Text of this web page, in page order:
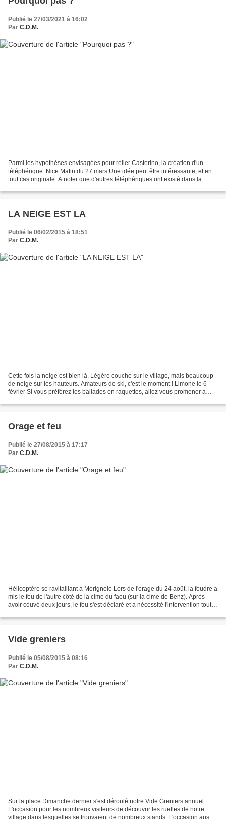
Publié le 27/03/2021 à 16:02
Par C.D.M.
Parmi les hypothèses envisagées pour relier Casterino, la création d'un
téléphérique. Nice Matin du 27 mars Une idée peut être intéressante, et en
tout cas originale. A noter que d'autres téléphériques ont existé dans la
LA NEIGE EST LA
Publié le 06/02/2015 à 18:51
Par C.D.M.
Cette fois la neige est bien là. Légère couche sur le village, mais beaucoup
de neige sur les hauteurs. Amateurs de ski, c'est le moment ! Limone le 6
février Si vous préférez les ballades en raquettes, allez vous promener à
Orage et feu
Publié le 27/08/2015 à 17:17
Par C.D.M.
Hélicoptère se ravitaillant à Morignole Lors de l'orage du 24 août, la foudre a
mis le feu de l'autre côté de la cime du faou (sur la cime de Benz). Après
avoir couvé deux jours, le feu s'est déclaré et a nécessité l'intervention toute
Vide greniers
Publié le 05/08/2015 à 08:16
Par C.D.M.
Sur la place Dimanche dernier s'est déroulé notre Vide Greniers annuel.
L'occasion pour les nombreux visiteurs de découvrir les ruelles de notre
village dans lesquelles se trouvaient de nombreux stands. L'occasion aussi